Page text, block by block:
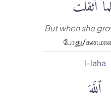
But when she
போது/
l-laha
ٱللَّهَ